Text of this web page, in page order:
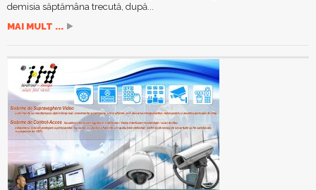
demisia săptămâna trecută, după...
MAI MULT ...